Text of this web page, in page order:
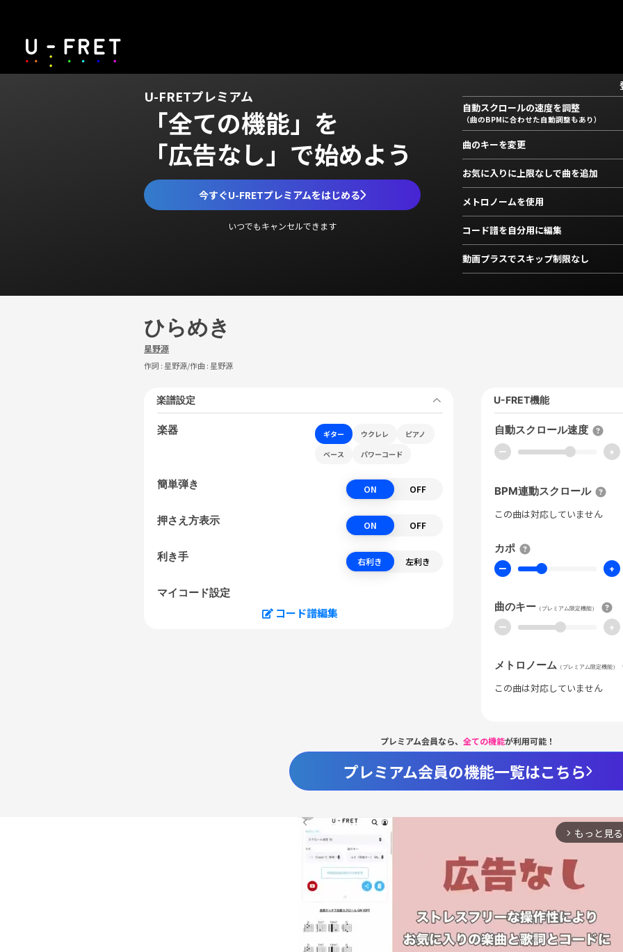
U-FRETプレミアム
「全ての機能」を
「広告なし」で始めよう
今すぐU-FRETプレミアムをはじめる
いつでもキャンセルできます
自動スクロールの速度を調整
（曲のBPMに合わせた自動調整もあり）
曲のキーを変更
お気に入りに上限なしで曲を追加
メトロノームを使用
コード譜を自分用に編集
動画プラスでスキップ制限なし
ひらめき
星野源
作詞 : 星野源/作曲 : 星野源
楽譜設定
楽器 ギター ウクレレ
ピアノ
ベース
パワーコード
簡単弾き ON OFF
押さえ方表示 ON OFF
利き手 右利き 左利き
マイコード設定
コード譜編集
U-FRET機能
自動スクロール速度
ー +
BPM連動スクロール
この曲は対応していません
カポ
ー +
曲のキー （プレミアム限定機能）
ー +
メトロノーム （プレミアム限定機能）
この曲は対応していません
プレミアム会員なら、 全ての機能が利用可能！
プレミアム会員の機能一覧はこちら
arrow_forward_ios もっと見る